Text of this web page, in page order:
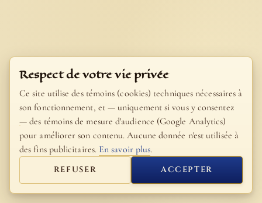
Respect de votre vie privée
Ce site utilise des témoins (cookies) techniques nécessaires à
son fonctionnement, et — uniquement si vous y consentez
— des témoins de mesure d'audience (Google Analytics)
pour améliorer son contenu. Aucune donnée n'est utilisée à
des fins publicitaires. En savoir plus.
REFUSER ACCEPTER